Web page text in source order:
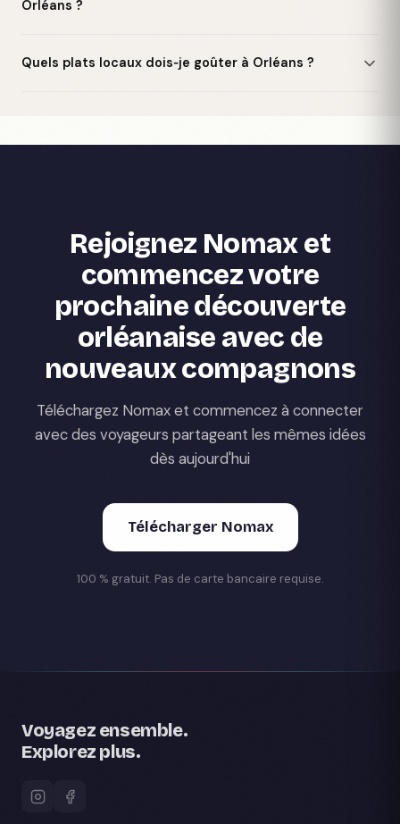
Orléans ?
Quels plats locaux dois‑je goûter à Orléans ?
Rejoignez Nomax et
commencez votre
prochaine découverte
orléanaise avec de
nouveaux compagnons
Téléchargez Nomax et commencez à connecter
avec des voyageurs partageant les mêmes idées
dès aujourd'hui
Télécharger Nomax
100 % gratuit. Pas de carte bancaire requise.
Voyagez ensemble.
Explorez plus.